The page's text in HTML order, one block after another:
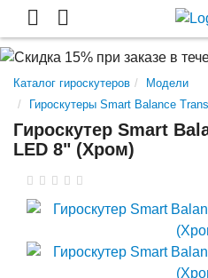
Каталог гироскутеров
Модели
Гироскутеры Smart Balance
Гироскутер Smart
LED 8" (Хром)